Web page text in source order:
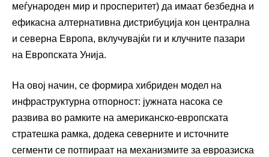
меѓународен мир и просперитет) да имаат безбедна и
ефикасна алтернативна дистрибуција кон централна
и северна Европа, вклучувајќи ги и клучните пазари
на Европската Унија.
На овој начин, се формира хибриден модел на
инфраструктурна отпорност: јужната насока се
развива во рамките на американско-европската
стратешка рамка, додека северните и источните
сегменти се потпираат на механизмите за евроазиска